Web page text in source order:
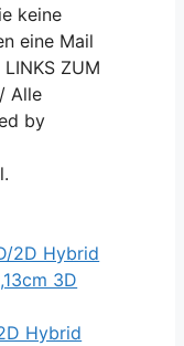
keine
eine Mail
ZUM
Alle
by
Hybrid